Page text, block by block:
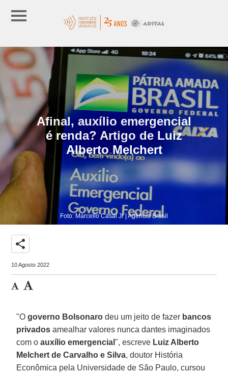
Afinal, auxílio emergencial
é renda? Artigo de Luiz
Alberto Melchert
Foto: Marcello Casal Jr | Agência Brasil
share
10 Agosto 2022
"Ogoverno Bolsonaro deu um jeito de fazer bancos
privados amealhar valores nunca dantes imaginados
com oauxílio emergencial", escreve Luiz Alberto
Melchert de Carvalho e Silva, doutor História
Econômica pela Universidade de São Paulo, cursou